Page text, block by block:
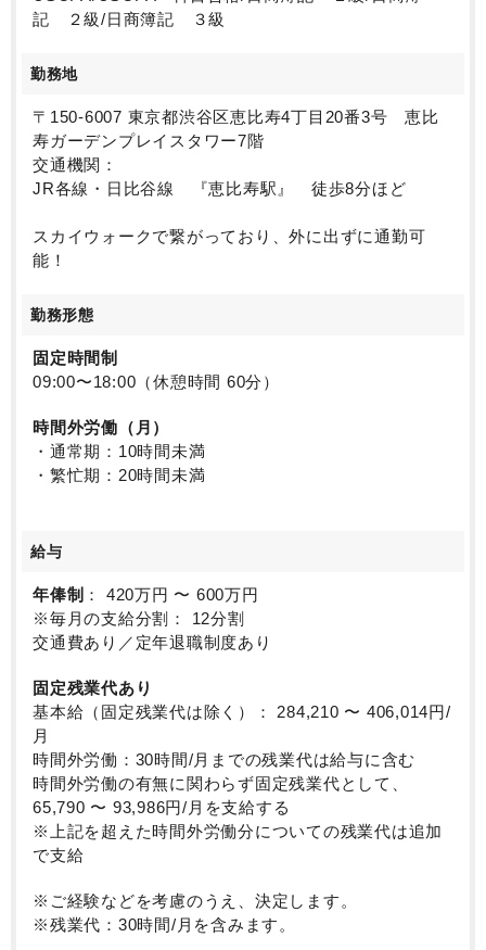
記 ２級/日商簿記 ３級
勤務地
〒150-6007 東京都渋谷区恵比寿4丁目20番3号 恵比
寿ガーデンプレイスタワー7階
交通機関：
JR各線・日比谷線 『恵比寿駅』 徒歩8分ほど
スカイウォークで繋がっており、外に出ずに通勤可
能！
勤務形態
固定時間制
09:00〜18:00（休憩時間 60分）
時間外労働（月）
・通常期：10時間未満
・繁忙期：20時間未満
給与
年俸制 ： 420万円 〜 600万円
※毎月の支給分割： 12分割
交通費あり／定年退職制度あり
固定残業代あり
基本給（固定残業代は除く）： 284,210 〜 406,014円/
月
時間外労働：30時間/月までの残業代は給与に含む
時間外労働の有無に関わらず固定残業代として、
65,790 〜 93,986円/月を支給する
※上記を超えた時間外労働分についての残業代は追加
で支給
※ご経験などを考慮のうえ、決定します。
※残業代：30時間/月を含みます。